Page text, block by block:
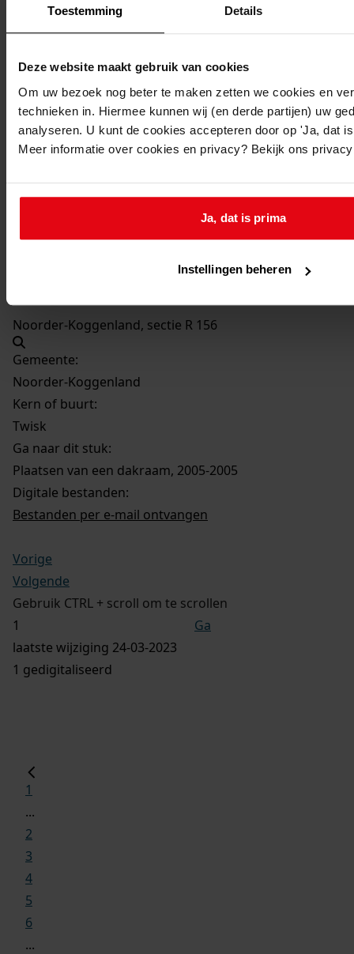
Toestemming Details
Deze website maakt gebruik van cookies
Om uw bezoek nog beter te maken zetten we cookies en
technieken in. Hiermee kunnen wij (en derde partijen) uw
analyseren. U kunt de cookies accepteren door op 'Ja, dat
Meer informatie over cookies en privacy? Bekijk ons
Ja, dat is prima
Instellingen beheren
2005-2005
Beschrijving:
18-10-2005
Adres:
Nieuw adres:
Twisk, Coenplein 10
Noorder-Koggenland, sectie R 156
Gemeente:
Noorder-Koggenland
Kern of buurt:
Twisk
Ga naar dit stuk:
Plaatsen van een dakraam, 2005-2005
Digitale bestanden:
Bestanden per e-mail ontvangen
Vorige
Volgende
Gebruik CTRL + scroll om te scrollen
Ga
laatste wijziging 24-03-2023
1 gedigitaliseerd
1
...
2
3
4
5
6
...